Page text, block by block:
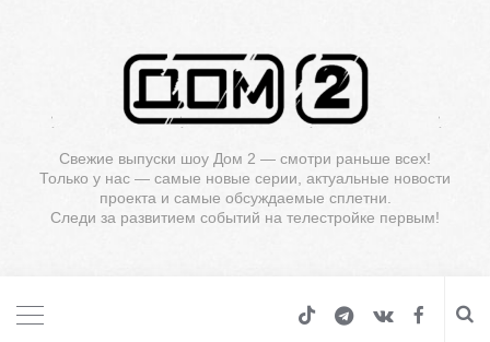
Свежие выпуски шоу Дом 2 — смотри раньше всех!
Только у нас — самые новые серии, актуальные новости
проекта и самые обсуждаемые сплетни.
Следи за развитием событий на телестройке первым!